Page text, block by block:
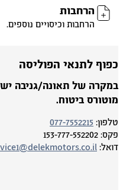
הרחבות
הרחבות וכיסויים נוספים.
לתנאי הפוליסה
של תאונה/גניבה יש
ביטוח.
077-7552215
153-777-552202